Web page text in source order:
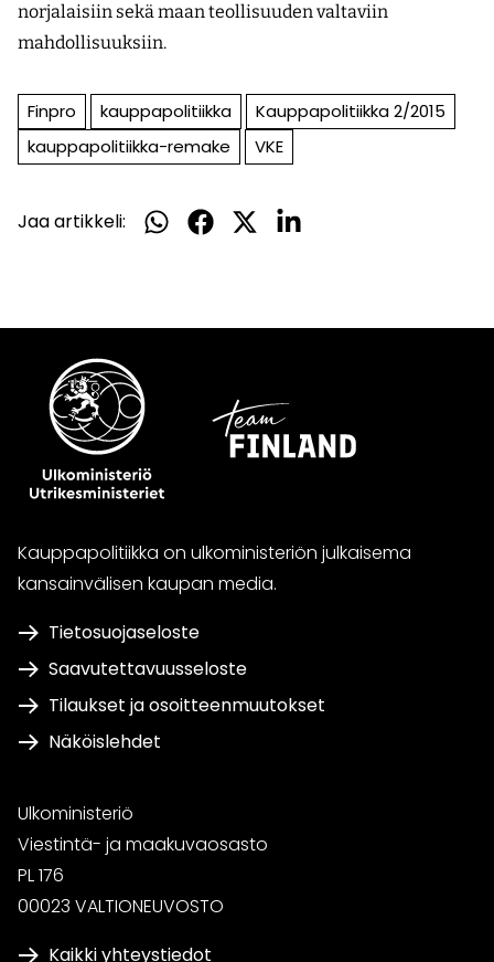
norjalaisiin sekä maan teollisuuden valtaviin
mahdollisuuksiin.
Finpro kauppapolitiikka
Kauppapolitiikka 2/2015
kauppapolitiikka-remake
VKE
Jaa artikkeli:
Jaa
Jaa
Jaa
Jaa
Kauppapolitiikka on ulkoministeriön julkaisema
kansainvälisen kaupan media.
Tietosuojaseloste
Saavutettavuusseloste
Tilaukset ja osoitteenmuutokset
Näköislehdet
Ulkoministeriö
Viestintä- ja maakuvaosasto
PL 176
00023 VALTIONEUVOSTO
Kaikki yhteystiedot